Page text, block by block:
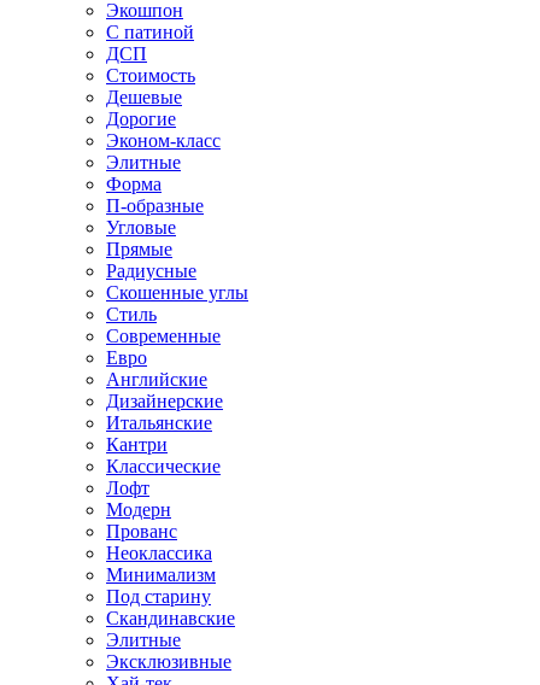
Экошпон
С патиной
ДСП
Стоимость
Дешевые
Дорогие
Эконом-класс
Элитные
Форма
П-образные
Угловые
Прямые
Радиусные
Скошенные углы
Стиль
Современные
Евро
Английские
Дизайнерские
Итальянские
Кантри
Классические
Лофт
Модерн
Прованс
Неоклассика
Минимализм
Под старину
Скандинавские
Элитные
Эксклюзивные